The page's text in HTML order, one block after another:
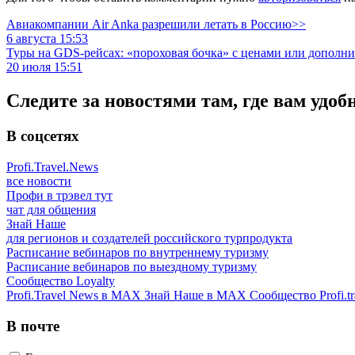
Авиакомпании Air Anka разрешили летать в Россию>>
6 августа 15:53
Туры на GDS-рейсах: «пороховая бочка» с ценами или
20 июля 15:51
Следите за новостями там, где вам
В соцсетях
Profi.Travel.News
все новости
Профи в трэвел тут
чат для общения
Знай Наше
для регионов и создателей российского турпродукта
Расписание вебинаров по внутреннему туризму
Расписание вебинаров по выездному туризму
Сообщество Loyalty
Profi.Travel News в MAX Знай Наше в MAX Сообщество
В почте